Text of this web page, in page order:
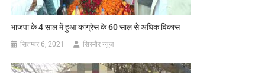
भाजपा के 4 साल में हुआ कांग्रेस के 60 साल से अधिक विकास
सितम्बर 6, 2021 सिरमौर न्यूज़